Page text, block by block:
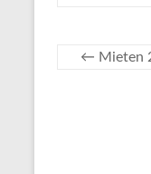
← Mieten